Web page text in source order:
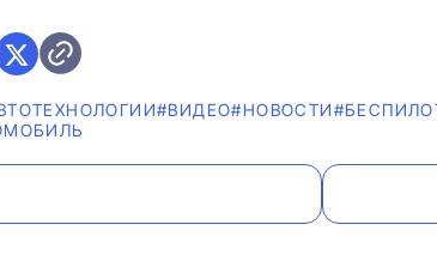
#ВИДЕО#НОВОСТИ